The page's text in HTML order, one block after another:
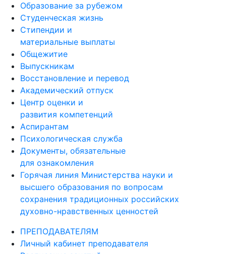
Образование за рубежом
Студенческая жизнь
Стипендии и
материальные выплаты
Общежитие
Выпускникам
Восстановление и перевод
Академический отпуск
Центр оценки и
развития компетенций
Аспирантам
Психологическая служба
Документы, обязательные
для ознакомления
Горячая линия Министерства науки и
высшего образования по вопросам
сохранения традиционных российских
духовно-нравственных ценностей
ПРЕПОДАВАТЕЛЯМ
Личный кабинет преподавателя